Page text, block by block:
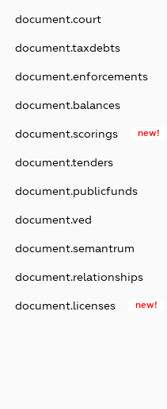
document.court
document.taxdebts
document.enforcements
document.balances
document.scorings new!
document.tenders
document.publicfunds
document.ved
document.semantrum
document.relationships
document.licenses new!